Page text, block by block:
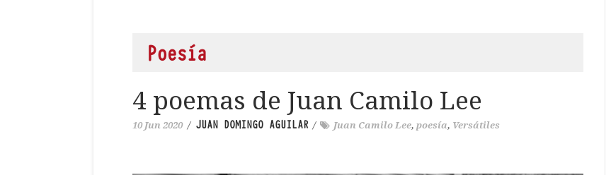
Poesía
4 poemas de Juan Camilo Lee
10 Jun 2020 / JUAN DOMINGO AGUILAR / Juan Camilo Lee, poesía, Versátiles